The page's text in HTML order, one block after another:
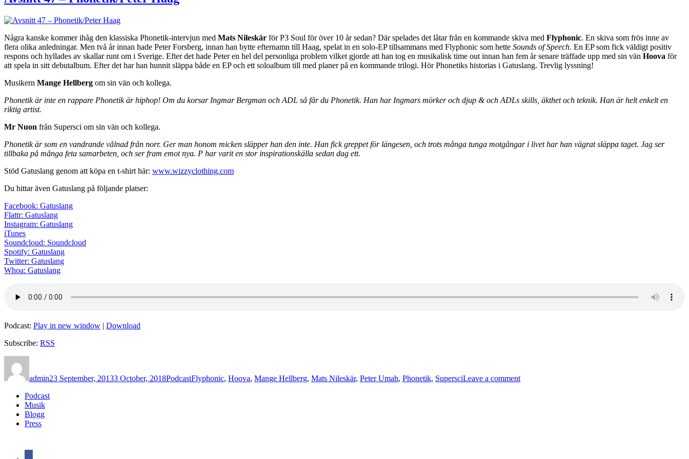
Några kanske kommer ihåg den klassiska Phonetik-intervjun med Mats Nileskär för P3 Soul för över 10 år sedan? Där spelades det låtar från en kommande skiva med Flyphonic. En skiva som frös inne av
flera olika anledningar. Men två år innan hade Peter Forsberg, innan han bytte efternamn till Haag, spelat in en solo-EP tillsammans med Flyphonic som hette Sounds of Speech. En EP som fick väldigt positiv
respons och hyllades av skallar runt om i Sverige. Efter det hade Peter en hel del personliga problem vilket gjorde att han tog en musikalisk time out innan han fem år senare träffade upp med sin vän Hoova för
att spela in sitt debutalbum. Efter det har han hunnit släppa både en EP och ett soloalbum till med planer på en kommande trilogi. Hör Phonetiks historias i Gatuslang. Trevlig lyssning!
Musikern Mange Hellberg om sin vän och kollega.
Phonetik är inte en rappare Phonetik är hiphop! Om du korsar Ingmar Bergman och ADL så får du Phonetik. Han har Ingmars mörker och djup & och ADLs skills, äkthet och teknik. Han är helt enkelt en
riktig artist.
Mr Nuon från Supersci om sin vän och kollega.
Phonetik är som en vandrande vålnad från norr. Ger man honom micken släpper han den inte. Han fick greppet för längesen, och trots många tunga motgångar i livet har han vägrat släppa taget. Jag ser
tillbaka på många feta samarbeten, och ser fram emot nya. P har varit en stor inspirationskälla sedan dag ett.
Stöd Gatuslang genom att köpa en t-shirt här: www.wizzyclothing.com
Du hittar även Gatuslang på följande platser:
Facebook: Gatuslang
Flattr: Gatuslang
Instagram: Gatuslang
iTunes
Soundcloud: Soundcloud
Spotify: Gatuslang
Twitter: Gatuslang
Whoa: Gatuslang
Podcast: Play in new window | Download
Subscribe: RSS
admin23 September, 20133 October, 2018PodcastFlyphonic, Hoova, Mange Hellberg, Mats Nileskär, Peter Umah, Phonetik, SupersciLeave a comment47
Podcast
Musik
Blogg
Press